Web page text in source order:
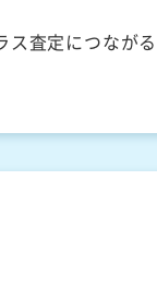
ス査定につなが